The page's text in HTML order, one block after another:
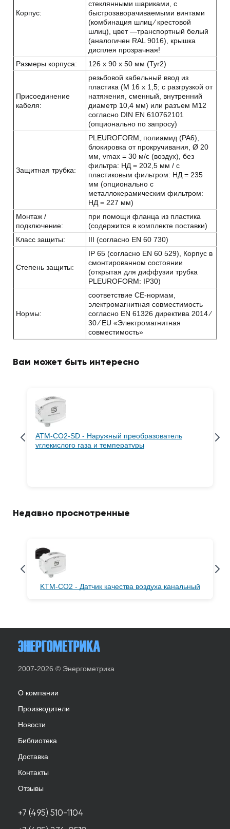
Корпус:
стеклянными шариками, с
быстрозаворачиваемыми винтами
(комбинация шлиц ⁄ крестовой
шлиц), цвет —транспортный белый
(аналогичен RAL 9016), крышка
дисплея прозрачная!
Размеры корпуса:
126 x 90 x 50 мм (Tyr2)
Присоединение
кабеля:
резьбовой кабельный ввод из
пластика (M 16 x 1,5; с разгрузкой от
натяжения, сменный, внутренний
диаметр 10,4 мм) или разъем M12
согласно DIN EN 610762101
(опционально по запросу)
Защитная трубка:
PLEUROFORM, полиамид (PA6),
блокировка от прокручивания, Ø 20
мм, vmax = 30 м/с (воздух), без
фильтра: НД = 202,5 мм / с
пластиковым фильтром: НД = 235
мм (опционально с
металлокерамическим фильтром:
НД = 227 мм)
Монтаж /
подключение:
при помощи фланца из пластика
(содержится в комплекте поставки)
Класс защиты:
III (согласно EN 60 730)
Степень защиты:
IP 65 (согласно EN 60 529), Корпус в
смонтированном состоянии
(открытая для диффузии трубка
PLEUROFORM: IP30)
Нормы:
соответствие CE-нормам,
электромагнитная совместимость
согласно EN 61326 директива 2014 ⁄
30 ⁄ EU «Электромагнитная
совместимость»
Вам может быть интересно
ATM-CO2-SD - Наружный преобразователь
углекислого газа и температуры
Недавно просмотренные
KTM-CO2 - Датчик качества воздуха канальный
2007-2026 © Энергометрика
О компании
Производители
Новости
Библиотека
Доставка
Контакты
Отзывы
+7 (495) 510-1104